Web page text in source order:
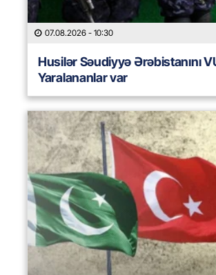
07.08.2026 - 10:30
Husilər Səudiyyə Ərəbistanını
Yaralananlar var